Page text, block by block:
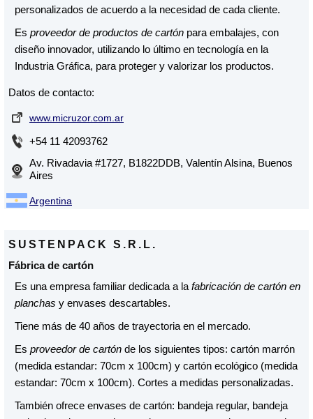
personalizados de acuerdo a la necesidad de cada cliente.
Es proveedor de productos de cartón para embalajes, con
diseño innovador, utilizando lo último en tecnología en la
Industria Gráfica, para proteger y valorizar los productos.
Datos de contacto:
www.micruzor.com.ar
+54 11 42093762
Av. Rivadavia #1727, B1822DDB, Valentín Alsina, Buenos
Aires
Argentina
SUSTENPACK S.R.L.
Fábrica de cartón
Es una empresa familiar dedicada a la fabricación de cartón en
planchas y envases descartables.
Tiene más de 40 años de trayectoria en el mercado.
Es proveedor de cartón de los siguientes tipos: cartón marrón
(medida estandar: 70cm x 100cm) y cartón ecológico (medida
estandar: 70cm x 100cm). Cortes a medidas personalizadas.
También ofrece envases de cartón: bandeja regular, bandeja